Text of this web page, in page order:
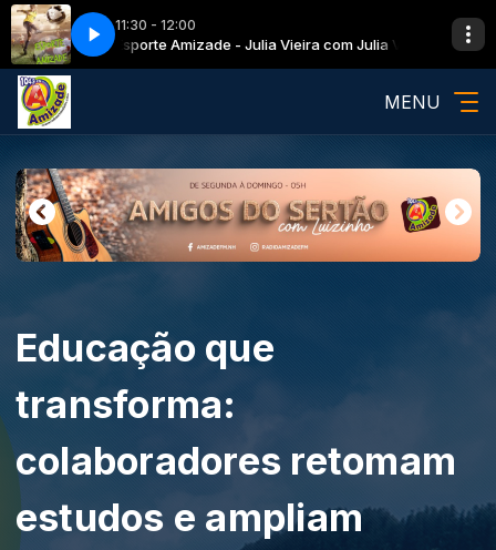
11:30 - 12:00
VieiraEsporte Amizade - Julia Vieira com Julia Vieira
Balada Sertaneja com Marcio Procópio
MENU
Educação que
transforma:
colaboradores retomam
estudos e ampliam